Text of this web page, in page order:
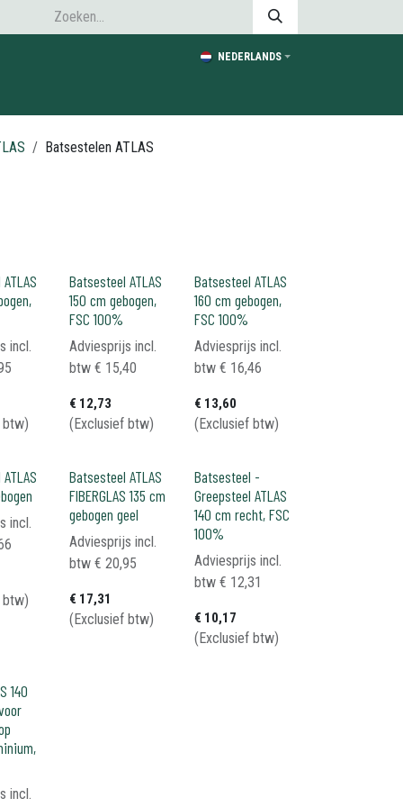
NEDERLANDS
Batsestelen ATLAS
btw)
incl.
Batsesteel ATLAS
150 cm gebogen,
FSC 100%
€ 12,73
(Exclusief btw)
Adviesprijs incl.
btw € 15,40
Batsesteel ATLAS
160 cm gebogen,
FSC 100%
€ 13,60
(Exclusief btw)
Adviesprijs incl.
btw € 16,46
btw)
incl.
Batsesteel ATLAS
FIBERGLAS 135 cm
gebogen geel
€ 17,31
(Exclusief btw)
Adviesprijs incl.
btw € 20,95
Batsesteel -
Greepsteel ATLAS
140 cm recht, FSC
100%
€ 10,17
(Exclusief btw)
Adviesprijs incl.
btw € 12,31
140
incl.